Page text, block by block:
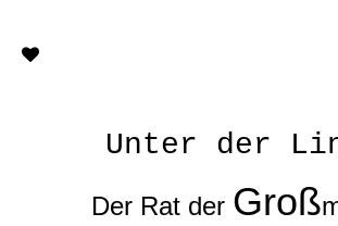
Unter der
Der Rat der Groß